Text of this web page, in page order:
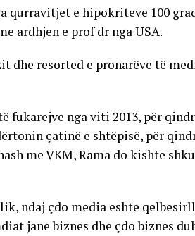
qurravitjet e hipokriteve 100
ardhjen e prof dr nga USA.
dhe resorted e pronarëve të
fukarejve nga viti 2013, për
çatinë e shtëpisë, për
me VKM, Rama do kishte
ndaj çdo media eshte
jane biznes dhe çdo biznes